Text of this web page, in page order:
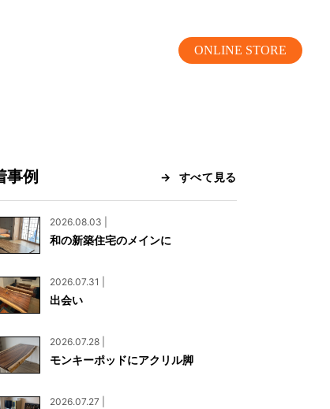
ONLINE STORE
よくあるご質問
お問い合わせ
資料請求
お見積もり
工務店様・設計会社様向けお問い合わせ
事例 すべて見る
2026.08.03 |
和の新築住宅のメインに
2026.07.31 |
出会い
2026.07.28 |
モンキーポッドにアクリル脚
2026.07.27 |